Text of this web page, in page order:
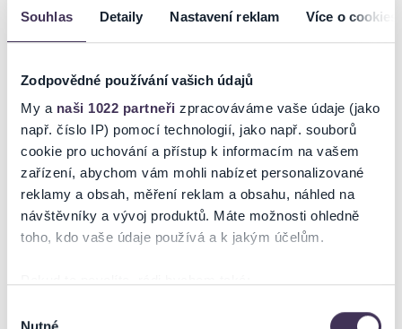
Souhlas Detaily Nastavení reklam Více o cookies
Zodpovědné používání vašich údajů
My a naši 1022 partneři zpracováváme vaše údaje (jako
např. číslo IP) pomocí technologií, jako např. souborů
cookie pro uchování a přístup k informacím na vašem
zařízení, abychom vám mohli nabízet personalizované
reklamy a obsah, měření reklam a obsahu, náhled na
návštěvníky a vývoj produktů. Máte možnosti ohledně
toho, kdo vaše údaje používá a k jakým účelům.
Nutné
Ticketportal je zárukou pravosti vstupenek
Na stránkách společnosti Ticketportal si vždy zakoupíte
originální vstupenky.
Ticketportal nemůže zaručit pravost vstupenek
zakoupených na přeprodejních portálech. Ticketportal s
těmito společnostmi nemá nic společného a tento
způsob přeprodávání vstupenek nepodporuje.
Portál Ticketportal.cz je online tržištěm.
uvedeny přímo v košíku.
Pořadatel se ve smyslu čl. 30 odst. 1 písm. e) nařízení EU